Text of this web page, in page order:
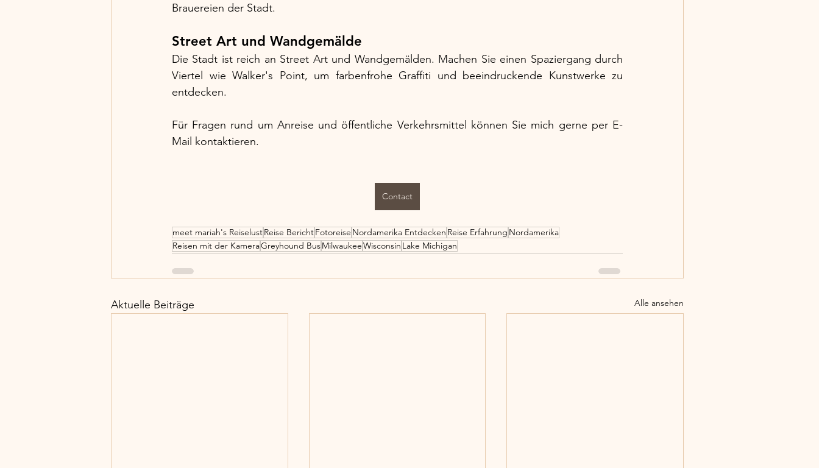
Brauereien der Stadt.
Street Art und Wandgemälde
Die Stadt ist reich an Street Art und Wandgemälden. Machen Sie einen Spaziergang durch
Viertel wie Walker's Point, um farbenfrohe Graffiti und beeindruckende Kunstwerke zu
entdecken.
Für Fragen rund um Anreise und öffentliche Verkehrsmittel können Sie mich gerne per E-
Mail kontaktieren.
Contact
meet mariah's ReiselustReise BerichtFotoreise Nordamerika Entdecken Reise Erfahrung Nordamerika
Reisen mit der KameraGreyhound BusMilwaukeeWisconsin Lake Michigan
Aktuelle Beiträge Alle ansehen